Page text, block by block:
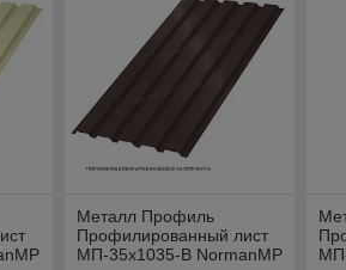
Металл Профиль
Профилированный лист
МП-35x1035-B NormanMP